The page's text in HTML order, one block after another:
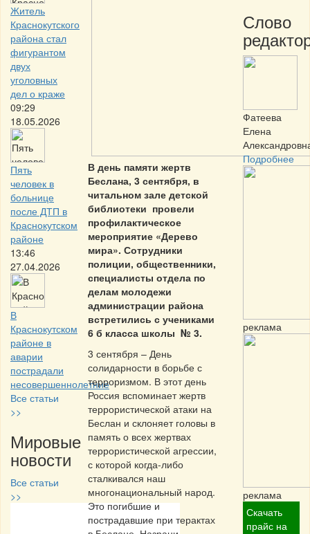
Житель
Краснокутского
района стал
фигурантом
двух
уголовных
дел о краже
09:29
18.05.2026
Пять
человек в
больнице
после ДТП в
Краснокутском
районе
13:46
27.04.2026
В
Краснокутском
районе в
аварии
пострадали
несовершеннолетние
Все статьи
>>
Мировые
новости
Все статьи
>>
Частная реклама
В день памяти жертв
Беслана, 3 сентября, в
читальном зале детской
библиотеки провели
профилактическое
мероприятие «Дерево
мира». Сотрудники
полиции, общественники,
специалисты отдела по
делам молодежи
администрации района
встретились с учениками
6 б класса школы № 3.
3 сентября – День
солидарности в борьбе с
терроризмом. В этот день
Россия вспоминает жертв
террористической атаки на
Беслан и склоняет головы в
память о всех жертвах
террористической агрессии,
с которой когда-либо
сталкивался наш
многонациональный народ.
Это погибшие и
пострадавшие при терактах
Слово
Фатеева
Елена
Подробнее
реклама
реклама
Скачать
прайс на